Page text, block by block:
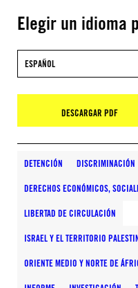
Elegir un idioma
ESPAÑOL
DESCARGAR PDF
DETENCIÓN DISCRIMINACIÓN
DERECHOS ECONÓMICOS,
LIBERTAD DE CIRCULACIÓN
ISRAEL Y EL TERRITORIO
ORIENTE MEDIO Y NORTE DE